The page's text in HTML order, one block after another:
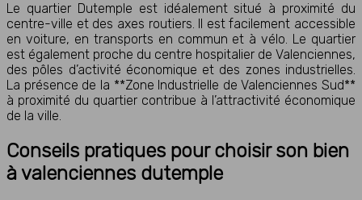
Le quartier Dutemple est idéalement situé à proximité du
centre-ville et des axes routiers. Il est facilement accessible
en voiture, en transports en commun et à vélo. Le quartier
est également proche du centre hospitalier de Valenciennes,
des pôles d’activité économique et des zones industrielles.
La présence de la **Zone Industrielle de Valenciennes Sud**
à proximité du quartier contribue à l’attractivité économique
de la ville.
Conseils pratiques pour choisir son bien
à valenciennes dutemple